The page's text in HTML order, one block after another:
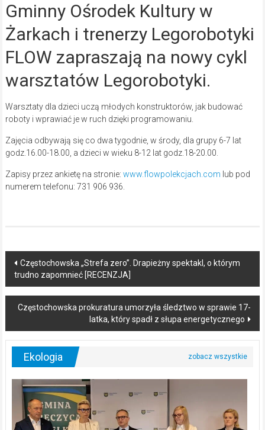
Gminny Ośrodek Kultury w
Żarkach i trenerzy Legorobotyki
FLOW zapraszają na nowy cykl
warsztatów Legorobotyki.
Warsztaty dla dzieci uczą młodych konstruktorów, jak budować
roboty i wprawiać je w ruch dzięki programowaniu.
Zajęcia odbywają się co dwa tygodnie, w środy, dla grupy 6-7 lat
godz.16.00-18.00, a dzieci w wieku 8-12 lat godz.18-20.00.
Zapisy przez ankietę na stronie: www.flowpolekcjach.com lub pod
numerem telefonu: 731 906 936.
Post
navigation
Częstochowska „Strefa zero”. Drapieżny spektakl, o którym
trudno zapomnieć [RECENZJA]
Częstochowska prokuratura umorzyła śledztwo w sprawie 17-
latka, który spadł z słupa energetycznego
Ekologia